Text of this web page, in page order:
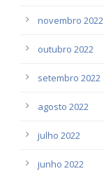
novembro 2022
outubro 2022
setembro 2022
agosto 2022
julho 2022
junho 2022